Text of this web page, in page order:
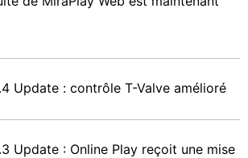
Update : contrôle T-Valve amélioré
Update : Online Play reçoit une mise